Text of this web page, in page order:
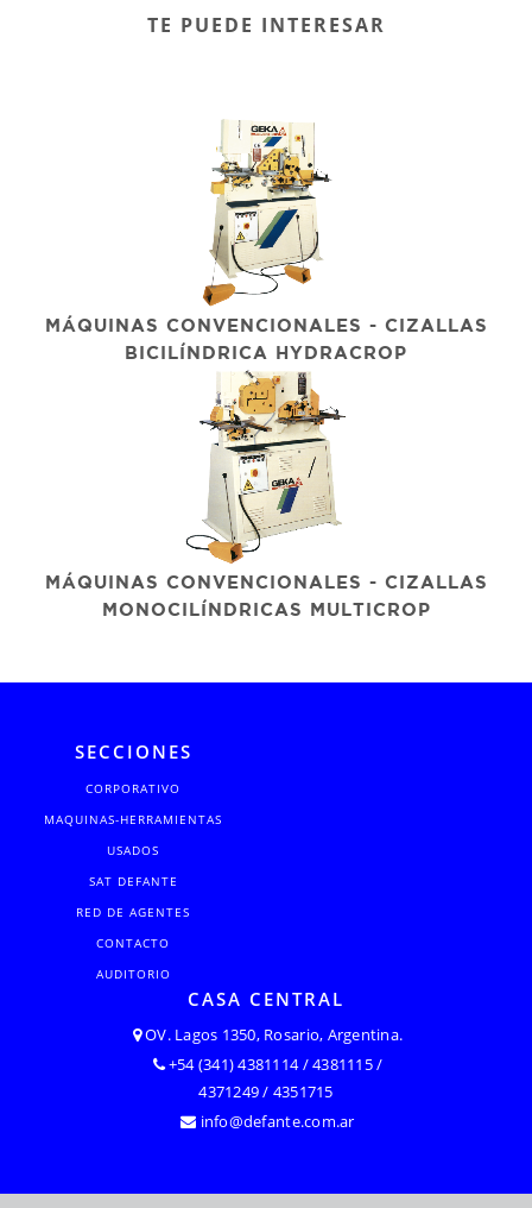
TE PUEDE INTERESAR
MÁQUINAS CONVENCIONALES - CIZALLAS
BICILÍNDRICA HYDRACROP
MÁQUINAS CONVENCIONALES - CIZALLAS
MONOCILÍNDRICAS MULTICROP
SECCIONES
CORPORATIVO
MAQUINAS-HERRAMIENTAS
USADOS
SAT DEFANTE
RED DE AGENTES
CONTACTO
AUDITORIO
CASA CENTRAL
OV. Lagos 1350, Rosario, Argentina.
+54 (341) 4381114 / 4381115 /
4371249 / 4351715
info@defante.com.ar